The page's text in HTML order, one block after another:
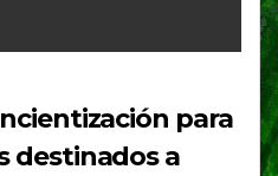
para
destinados a